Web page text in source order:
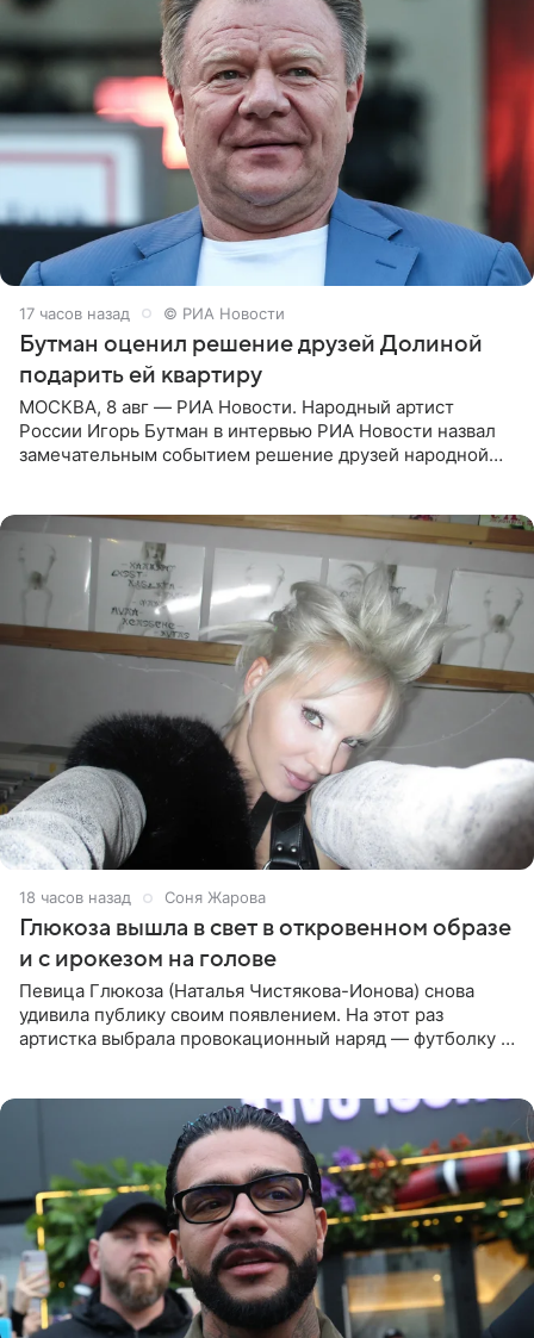
17 часов назад © РИА Новости
Бутман оценил решение друзей Долиной
подарить ей квартиру
МОСКВА, 8 авг — РИА Новости. Народный артист
России Игорь Бутман в интервью РИА Новости назвал
замечательным событием решение друзей народной
18 часов назад Соня Жарова
Глюкоза вышла в свет в откровенном образе
и с ирокезом на голове
Певица Глюкоза (Наталья Чистякова-Ионова) снова
удивила публику своим появлением. На этот раз
артистка выбрала провокационный наряд — футболку с